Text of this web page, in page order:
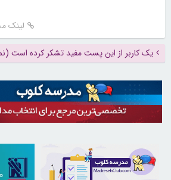
لینک
یک کاربر از این پست مفید تشکر کرده است